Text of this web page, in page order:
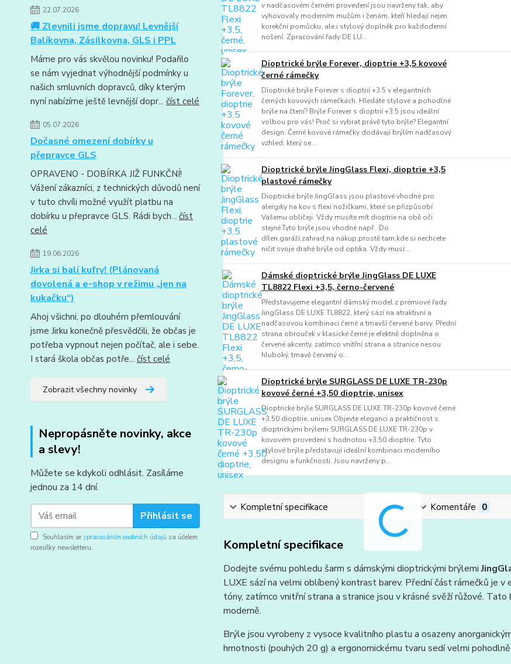
22.07.2026
🚚 Zlevnili jsme dopravu! Levnější
Balíkovna, Zásilkovna, GLS i PPL
Máme pro vás skvělou novinku! Podařilo
se nám vyjednat výhodnější podmínky u
našich smluvních dopravců, díky kterým
nyní nabízíme ještě levnější dopr... číst celé
05.07.2026
Dočasné omezení dobírky u
přepravce GLS
OPRAVENO - DOBÍRKA JIŽ FUNKČNÍ!
Vážení zákazníci, z technických důvodů není
v tuto chvíli možné využít platbu na
dobírku u přepravce GLS. Rádi bych... číst
celé
19.06.2026
Jirka si balí kufry! (Plánovaná
dovolená a e-shop v režimu „jen na
kukačku“)
Ahoj všichni, po dlouhém přemlouvání
jsme Jirku konečně přesvědčili, že občas je
potřeba vypnout nejen počítač, ale i sebe.
I stará škola občas potře... číst celé
Zobrazit všechny novinky
Nepropásněte novinky, akce
a slevy!
Můžete se kdykoli odhlásit. Zasíláme
jednou za 14 dní.
Přihlásit se
Souhlasím se zpracováním osobních údajů za účelem
rozesílky newsletteru.
v nadčasovém černém provedení jsou navrženy tak, aby
vyhovovaly moderním mužům i ženám, kteří hledají nejen
korekční pomůcku, ale i stylový doplněk pro každodenní
nošení. Zpracování řady DE LU...
Dioptrické brýle Forever, dioptrie +3,5 kovové
černé rámečky
Dioptrické brýle Forever s dioptrií +3.5 v elegantních
černých kovových rámečkách. Hledáte stylové a pohodlné
brýle na čtení? Brýle Forever s dioptrií +3.5 jsou ideální
volbou pro vás! Proč si vybrat právě tyto brýle? Elegantní
design: Černé kovové rámečky dodávají brýlím nadčasový
vzhled, který se...
Dioptrické brýle JingGlass Flexi, dioptrie +3,5
plastové rámečky
Dioptrické brýle JingGlass jsou plastové vhodné pro
alergiky na kov s flexi nožičkami, které se přizpůsobí
Vašemu obličeji. Vždy musíte mít dioptrie na obě oči
stejné.Tyto brýle jsou vhodné např. :Do
dílen,garáží,zahrad,na nákup,prostě tam,kde si nechcete
ničit svoje drahé brýle od optika. Vždy musí...
Dámské dioptrické brýle JingGlass DE LUXE
TL8822 Flexi +3,5, černo-červené
Představujeme elegantní dámský model z prémiové řady
JingGlass DE LUXE TL8822, který sází na atraktivní a
nadčasovou kombinaci černé a tmavší červené barvy. Přední
strana obrouček v klasické černé je efektně doplněna o
červené akcenty, zatímco vnitřní strana a stranice nesou
hluboký, tmavě červený o...
Dioptrické brýle SURGLASS DE LUXE TR-230p
kovové černé +3,50 dioptrie, unisex
Dioptrické brýle SURGLASS DE LUXE TR-230p kovové černé
+3,50 dioptrie, unisex Objevte eleganci a praktičnost s
dioptrickými brýlemi SURGLASS DE LUXE TR-230p v
kovovém provedení s hodnotou +3,50 dioptrie. Tyto
stylové brýle představují ideální kombinaci moderního
designu a funkčnosti. Jsou navrženy p...
Kompletní specifikace Komentáře 0
Kompletní specifikace
Dodejte svému pohledu šarm s dámskými dioptrickými brýlemi
LUXE sází na velmi oblíbený kontrast barev. Přední část rámečků je
tóny, zatímco vnitřní strana a stranice jsou v krásné svěží růžové.
moderně.
Brýle jsou vyrobeny z vysoce kvalitního plastu a osazeny
hmotnosti (pouhých 20 g) a ergonomickému tvaru sedí velmi